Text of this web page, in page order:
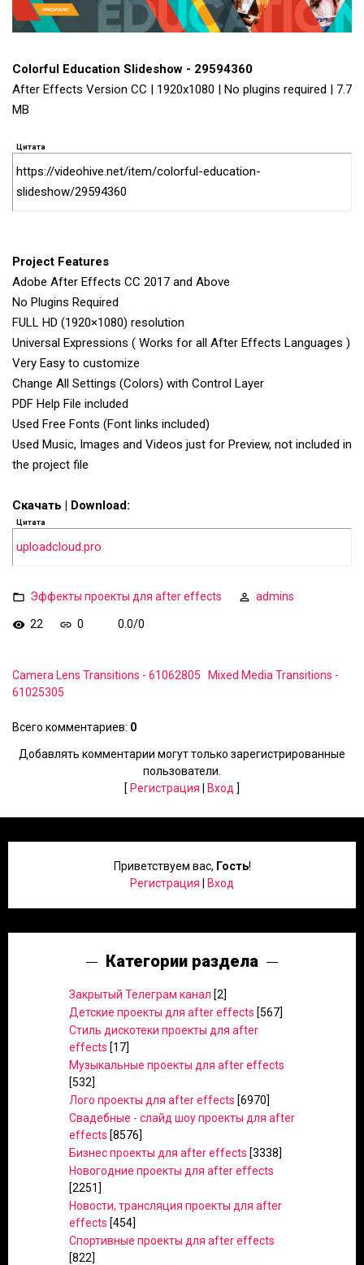
Colorful Education Slideshow - 29594360
After Effects Version CC | 1920x1080 | No plugins required | 7.7
MB
Цитата
https://videohive.net/item/colorful-education-
slideshow/29594360
Project Features
Adobe After Effects CC 2017 and Above
No Plugins Required
FULL HD (1920×1080) resolution
Universal Expressions ( Works for all After Effects Languages )
Very Easy to customize
Change All Settings (Colors) with Control Layer
PDF Help File included
Used Free Fonts (Font links included)
Used Music, Images and Videos just for Preview, not included in
the project file
Скачать | Download:
Цитата
uploadcloud.pro
Эффекты проекты для after effects admins
22 0 0.0/0
Camera Lens Transitions - 61062805
Mixed Media Transitions -
61025305
Всего комментариев: 0
Добавлять комментарии могут только зарегистрированные
пользователи.
[ Регистрация Вход ]
Приветствуем вас, Гость!
Регистрация
Вход
Категории раздела
Закрытый Телеграм канал [2]
Детские проекты для after effects [567]
Стиль дискотеки проекты для after
effects [17]
Музыкальные проекты для after effects
[532]
Лого проекты для after effects [6970]
Свадебные - слайд шоу проекты для after
effects [8576]
Бизнес проекты для after effects [3338]
Новогодние проекты для after effects
[2251]
Новости, трансляция проекты для after
effects [454]
Спортивные проекты для after effects
[822]